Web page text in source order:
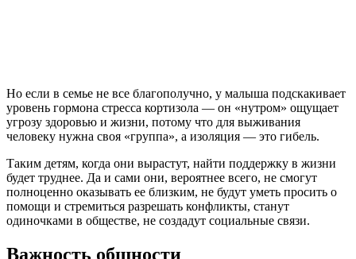
Но если в семье не все благополучно, у малыша подскакивает
уровень гормона стресса кортизола — он «нутром» ощущает
угрозу здоровью и жизни, потому что для выживания
человеку нужна своя «группа», а изоляция — это гибель.
Таким детям, когда они вырастут, найти поддержку в жизни
будет труднее. Да и сами они, вероятнее всего, не смогут
полноценно оказывать ее близким, не будут уметь просить о
помощи и стремиться разрешать конфликты, станут
одиночками в обществе, не создадут социальные связи.
Важность общности